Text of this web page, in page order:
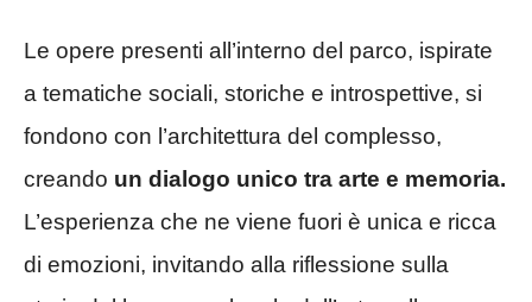
Le opere presenti all’interno del parco, ispirate
a tematiche sociali, storiche e introspettive, si
fondono con l’architettura del complesso,
creando un dialogo unico tra arte e memoria.
L’esperienza che ne viene fuori è unica e ricca
di emozioni, invitando alla riflessione sulla